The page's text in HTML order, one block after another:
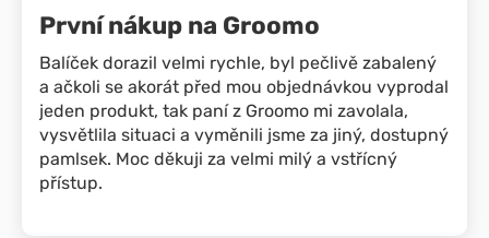
První nákup na Groomo
Balíček dorazil velmi rychle, byl pečlivě zabalený
a ačkoli se akorát před mou objednávkou vyprodal
jeden produkt, tak paní z Groomo mi zavolala,
vysvětlila situaci a vyměnili jsme za jiný, dostupný
pamlsek. Moc děkuji za velmi milý a vstřícný
přístup.